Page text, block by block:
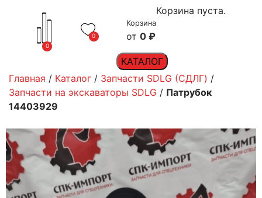
0
0
Корзина
0 ₽
Корзина пуста.
КАТАЛОГ
Главная / Каталог / Запчасти SDLG (СДЛГ) /
Запчасти на экскаваторы SDLG / Патрубок
14403929